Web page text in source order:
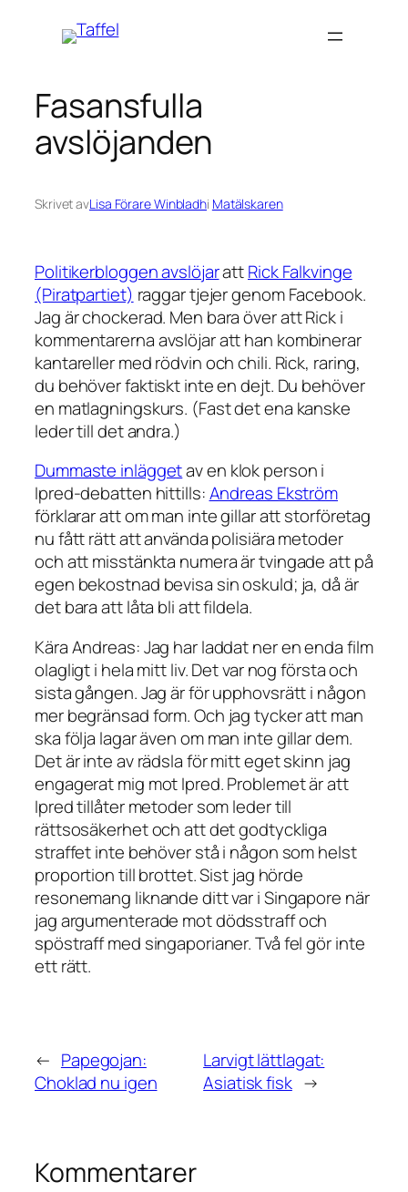
Fasansfulla
avslöjanden
Skrivet avLisa Förare Winbladhi Matälskaren
Politikerbloggen avslöjarattRick Falkvinge
(Piratpartiet) raggar tjejer genom Facebook.
Jag är chockerad. Men bara över att Rick i
kommentarerna avslöjar att han kombinerar
kantareller med rödvin och chili. Rick, raring,
du behöver faktiskt inte en dejt. Du behöver
en matlagningskurs. (Fast det ena kanske
leder till det andra.)
Dummaste inläggetav en klok person i
Ipred-debatten hittills:Andreas Ekström
förklarar att om man inte gillar att storföretag
nu fått rätt att använda polisiära metoder
och att misstänkta numera är tvingade att på
egen bekostnad bevisa sin oskuld; ja, då är
det bara att låta bli att fildela.
Kära Andreas: Jag har laddat ner en enda film
olagligt i hela mitt liv. Det var nog första och
sista gången. Jag är för upphovsrätt i någon
mer begränsad form. Och jag tycker att man
ska följa lagar även om man inte gillar dem.
Det är inte av rädsla för mitt eget skinn jag
engagerat mig mot Ipred. Problemet är att
Ipred tillåter metoder som leder till
rättsosäkerhet och att det godtyckliga
straffet inte behöver stå i någon som helst
proportion till brottet. Sist jag hörde
resonemang liknande ditt var i Singapore när
jag argumenterade mot dödsstraff och
spöstraff med singaporianer. Två fel gör inte
ett rätt.
← Papegojan:
Choklad nu igen
Larvigt lättlagat:
Asiatisk fisk →
Kommentarer